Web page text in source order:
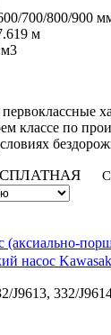
700/800/900
м
классе по
насос
J9613, 332/